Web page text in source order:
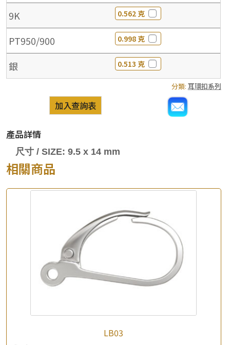
×
9K 0.562 克
PT950/900 0.998 克
銀 0.513 克
分類: 耳環扣系列
加入查詢表
產品詳情
尺寸 / SIZE: 9.5 x 14 mm
相關商品
LB03